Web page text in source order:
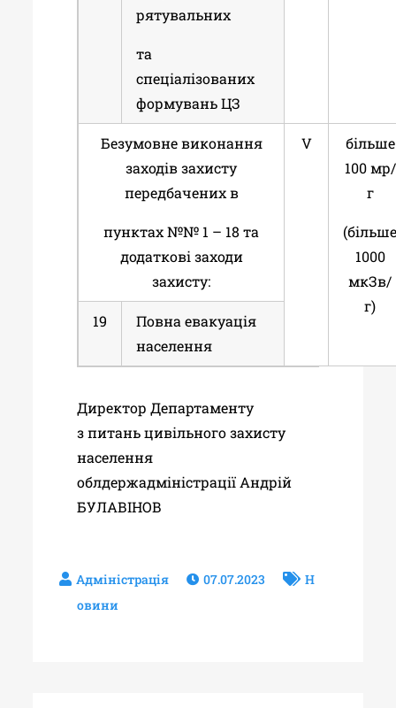
рятувальних
та
спеціалізованих
формувань ЦЗ
Безумовне виконання
заходів захисту
передбачених в
пунктах №№ 1 – 18 та
додаткові заходи
захисту:
V
більше
100 мр/
г
1000
мкЗв/
г)
19
Повна евакуація
населення
Директор Департаменту
з питань цивільного захисту
населення
облдержадміністрації Андрій
БУЛАВІНОВ
07.07.2023
Н
овини